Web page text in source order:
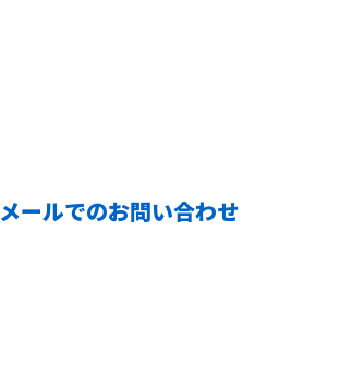
メールでのお問い合わせ